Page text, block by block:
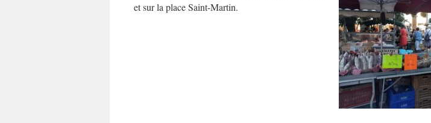
et sur la place Saint-Martin.